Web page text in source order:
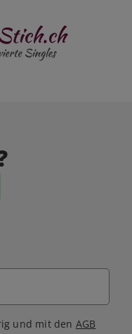
und mit den AGB